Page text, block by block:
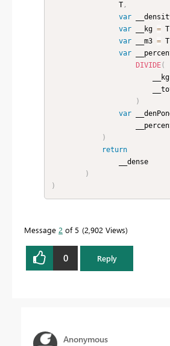
                T
,
var
var __kg = T[
var __m3 = T[
var
DIVIDE(
                        __kg
)
var
)
return
)
)
Message 2 of 5 2,902 Views
0 Reply
Anonymous